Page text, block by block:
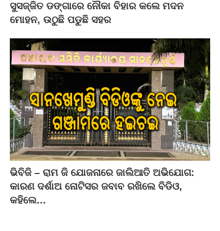
ସୁସଜ୍ଜିତ ଡଙ୍ଗାରେ ନୌକା ବିହାର କଲେ ମଦନ
ମୋହନ, ଉଠୁଛି ପଡୁଛି ସହର
ଭିବିଜି – ରାମ ଜି ଯୋଜନାରେ ଜାଲିଆତି ଅଭିଯୋଗ:
କାରଣ ଦର୍ଶାଅ ନୋଟିସର ଜବାବ ରଖିଲେ ବିଡିଓ,
କହିଲେ…